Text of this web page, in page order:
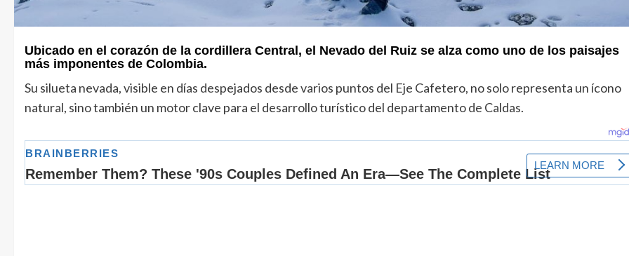
Ubicado en el corazón de la cordillera Central, el Nevado del Ruiz se alza como uno de los paisajes
más imponentes de Colombia.
Su silueta nevada, visible en días despejados desde varios puntos del Eje Cafetero, no solo representa un ícono
natural, sino también un motor clave para el desarrollo turístico del departamento de Caldas.